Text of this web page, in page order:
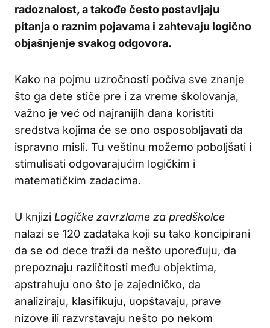
radoznalost, a takođe često postavljaju
pitanja o raznim pojavama i zahtevaju logično
objašnjenje svakog odgovora.
Kako na pojmu uzročnosti počiva sve znanje
što ga dete stiče pre i za vreme školovanja,
važno je već od najranijih dana koristiti
sredstva kojima će se ono osposobljavati da
ispravno misli. Tu veštinu možemo poboljšati i
stimulisati odgovarajućim logičkim i
matematičkim zadacima.
U knjizi Logičke zavrzlame za predškolce
nalazi se 120 zadataka koji su tako koncipirani
da se od dece traži da nešto upoređuju, da
prepoznaju različitosti među objektima,
apstrahuju ono što je zajedničko, da
analiziraju, klasifikuju, uopštavaju, prave
nizove ili razvrstavaju nešto po nekom